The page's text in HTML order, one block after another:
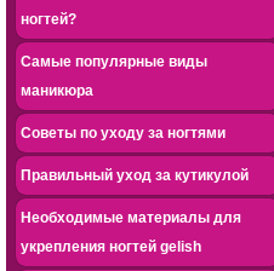
ногтей?
Самые популярные виды
маникюра
Советы по уходу за ногтями
Правильный уход за кутикулой
Необходимые материалы для
укрепления ногтей gelish